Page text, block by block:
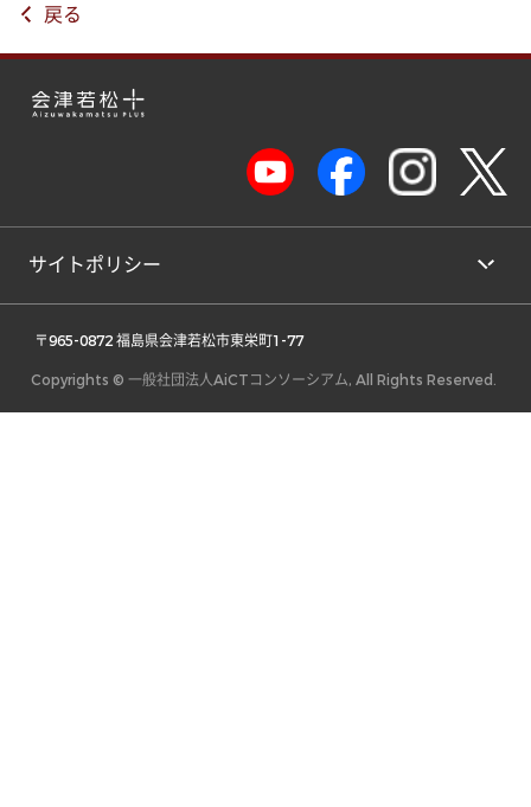
戻る
サイトポリシー
〒965-0872 福島県会津若松市東栄町1-77
Copyrights © 一般社団法人AiCTコンソーシアム, All Rights Reserved.